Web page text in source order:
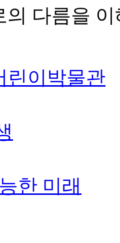
의 다름을
린이박물관
한 미래